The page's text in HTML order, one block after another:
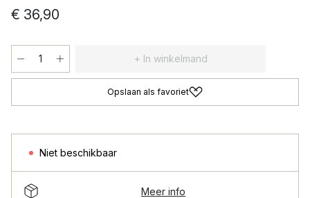
€ 36,90
+ In winkelmand
Opslaan als favoriet
Niet beschikbaar
Meer info